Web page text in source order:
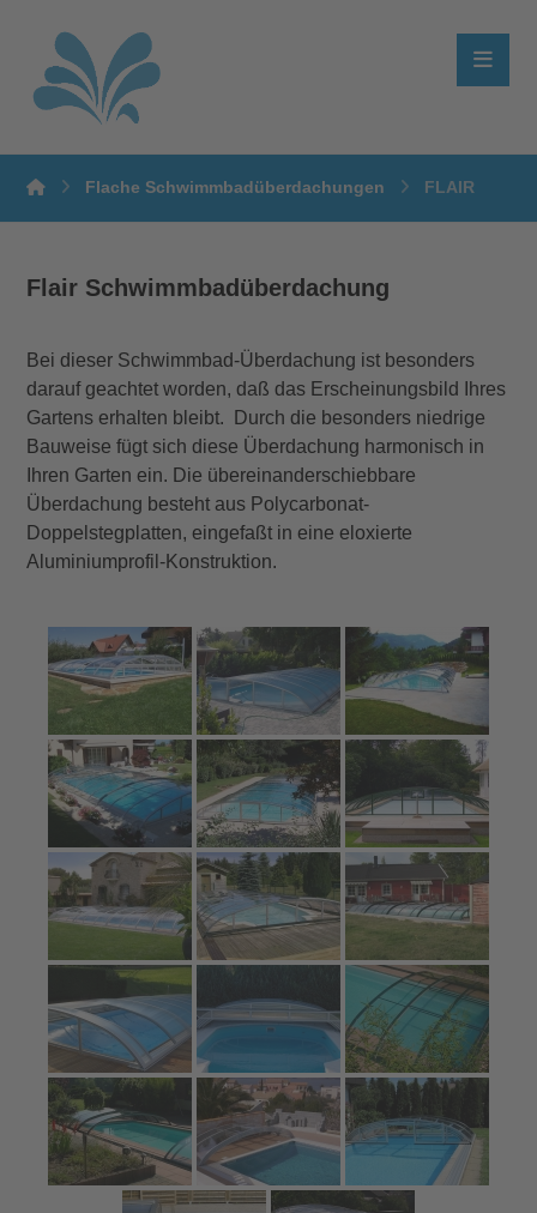
Flache Schwimmbadüberdachungen FLAIR
Flair Schwimmbadüberdachung
Bei dieser Schwimmbad-Überdachung ist besonders
darauf geachtet worden, daß das Erscheinungsbild Ihres
Gartens erhalten bleibt. Durch die besonders niedrige
Bauweise fügt sich diese Überdachung harmonisch in
Ihren Garten ein. Die übereinanderschiebbare
Überdachung besteht aus Polycarbonat-
Doppelstegplatten, eingefaßt in eine eloxierte
Aluminiumprofil-Konstruktion.